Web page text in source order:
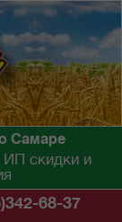
Самаре
скидки и
68-37